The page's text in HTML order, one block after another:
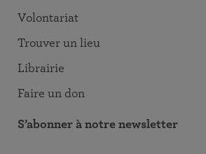
Volontariat
Trouver un lieu
Librairie
Faire un don
S’abonner à notre newsletter